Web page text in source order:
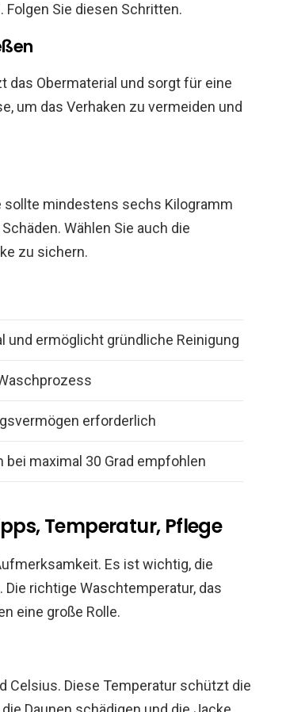
Sie diesen Schritten.
das Obermaterial und sorgt für eine
um das Verhaken zu vermeiden und
sollte mindestens sechs Kilogramm
Wählen Sie auch die
zu sichern.
und ermöglicht gründliche Reinigung
erforderlich
bei maximal 30 Grad empfohlen
Temperatur, Pflege
Es ist wichtig, die
richtige Waschtemperatur, das
eine große Rolle.
Celsius. Diese Temperatur schützt die